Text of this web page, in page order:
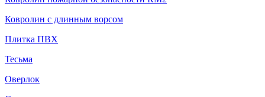
Ковролин с длинным ворсом
Плитка ПВХ
Тесьма
Оверлок